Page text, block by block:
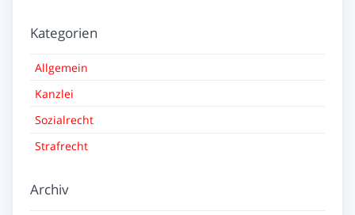
Kategorien
Allgemein
Kanzlei
Sozialrecht
Strafrecht
Archiv